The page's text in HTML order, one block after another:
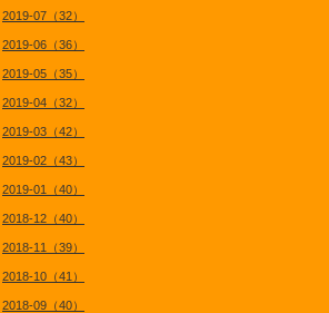
2019-07（32）
2019-06（36）
2019-05（35）
2019-04（32）
2019-03（42）
2019-02（43）
2019-01（40）
2018-12（40）
2018-11（39）
2018-10（41）
2018-09（40）